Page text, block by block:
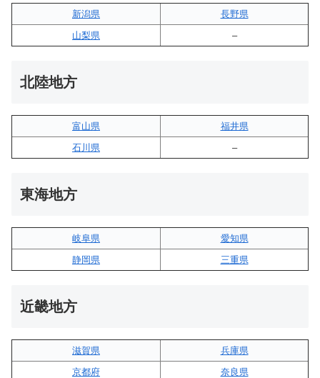
新潟県
長野県
山梨県
–
北陸地方
富山県
福井県
石川県
–
東海地方
岐阜県
愛知県
静岡県
三重県
近畿地方
滋賀県
兵庫県
京都府
奈良県